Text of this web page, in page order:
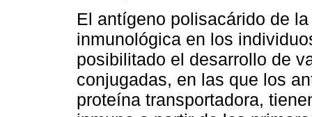
El antígeno polisacárido de
inmunológica en los
posibilitado el desarrollo de
conjugadas, en las que los
proteína transportadora,